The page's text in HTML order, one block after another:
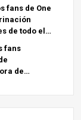
fans de One
de todo el
fans
de